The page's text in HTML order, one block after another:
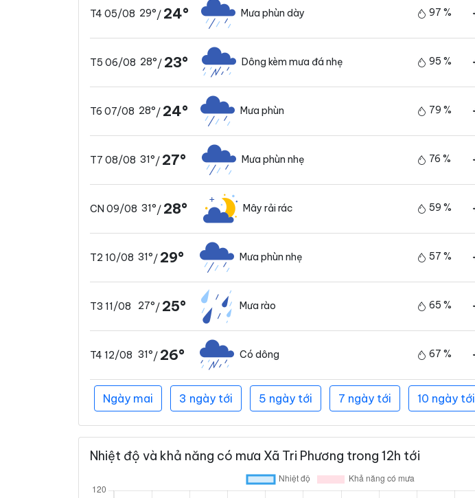
T4 05/08 29°/ 24° Mưa phùn dày 97 %
T5 06/08 28°/ 23° Dông kèm mưa đá nhẹ 95 %
T6 07/08 28°/ 24° Mưa phùn 79 %
T7 08/08 31°/ 27° Mưa phùn nhẹ 76 %
CN 09/08 31°/ 28° Mây rải rác 59 %
T2 10/08 31°/ 29° Mưa phùn nhẹ 57 %
T3 11/08 27°/ 25° Mưa rào 65 %
T4 12/08 31°/ 26° Có dông 67 %
Ngày mai 3 ngày tới 5 ngày tới 7 ngày tới 10 ngày tới
Nhiệt độ và khả năng có mưa Xã Tri Phương trong 12h tới